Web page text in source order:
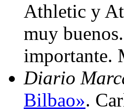
Athletic y
muy
importante.
Diario
Bilbao».